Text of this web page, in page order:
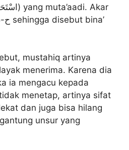
mustahiq artinya
menerima. Karena dia
ia mengacu kepada
menetap, artinya sifat
dan juga bisa hilang
unsur yang